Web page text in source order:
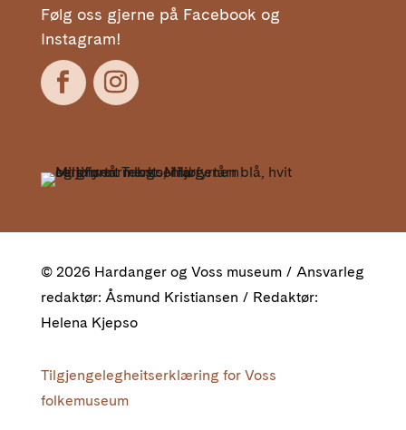
Følg oss gjerne på Facebook og
Instagram!
© 2026 Hardanger og Voss museum / Ansvarleg
redaktør: Åsmund Kristiansen / Redaktør:
Helena Kjepso
Tilgjengelegheitserklæring for Voss
folkemuseum